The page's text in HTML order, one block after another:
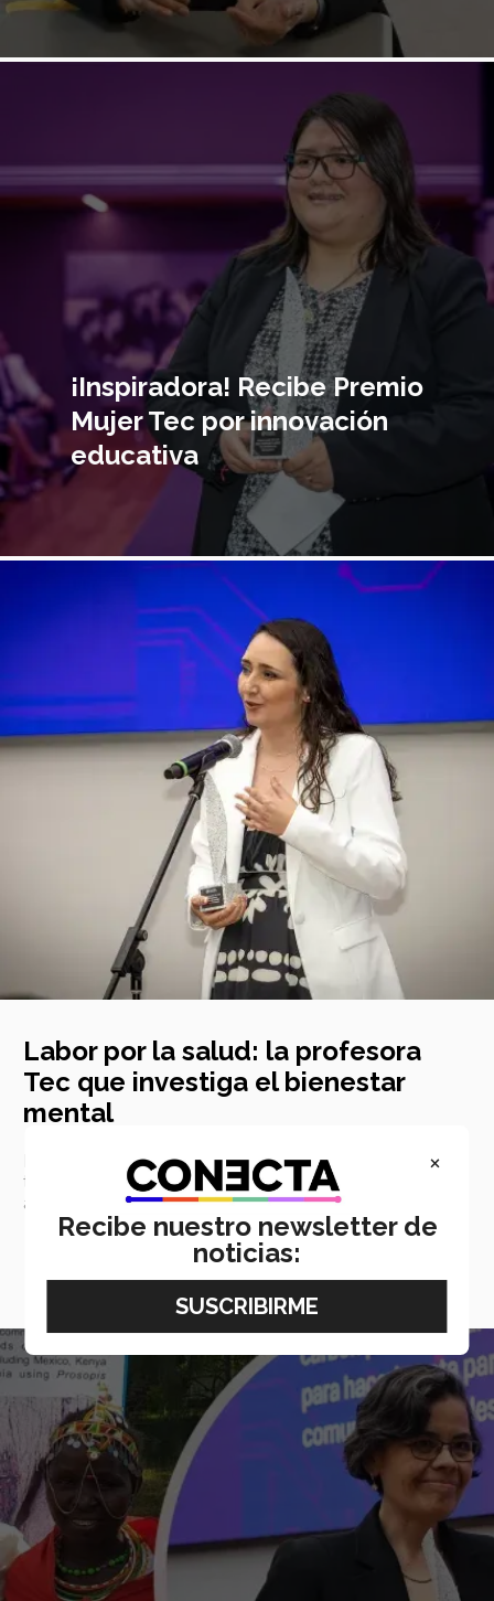
¡Inspiradora! Recibe Premio
Mujer Tec por innovación
educativa
Labor por la salud: la profesora
Tec que investiga el bienestar
mental
Recibió el galardón Premio Mujer Tec 2025 por su
trayectoria en diversos proyectos centrados en el
área de la salud mental y bienestar emocional.
VER MÁS navigate_next
Imagen
principal
×
Recibe nuestro newsletter de
noticias: